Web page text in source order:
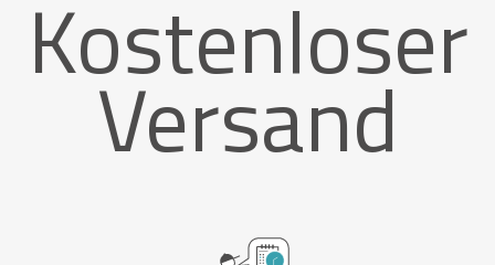
Kostenloser
Versand